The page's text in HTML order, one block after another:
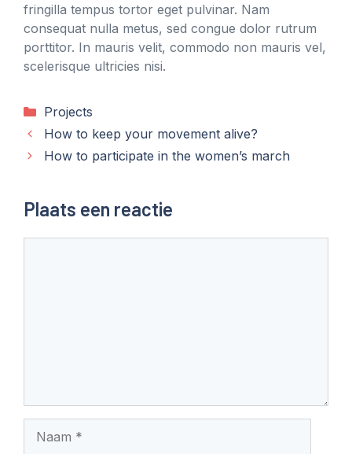
fringilla tempus tortor eget pulvinar. Nam
consequat nulla metus, sed congue dolor rutrum
porttitor. In mauris velit, commodo non mauris vel,
scelerisque ultricies nisi.
Categorieën
Projects
How to keep your movement alive?
How to participate in the women’s march
Plaats een reactie